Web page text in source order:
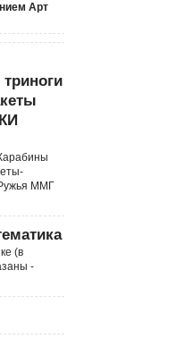
Арт
триноги
ММГ
(в
-